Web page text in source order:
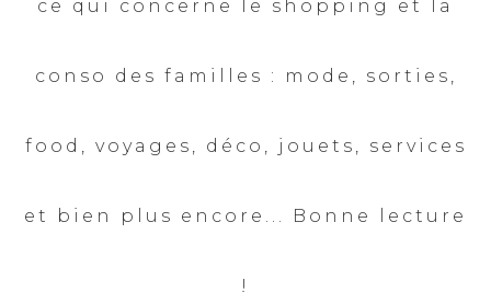
ce qui concerne le shopping et la
conso des familles : mode, sorties,
food, voyages, déco, jouets, services
et bien plus encore... Bonne lecture
!